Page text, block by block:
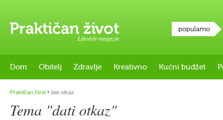
Lifestyle magazin
popularno
Dom Obitelj Zdravlje Kreativno Kućni budžet
Praktičan život › dati otkaz
Tema "dati otkaz"